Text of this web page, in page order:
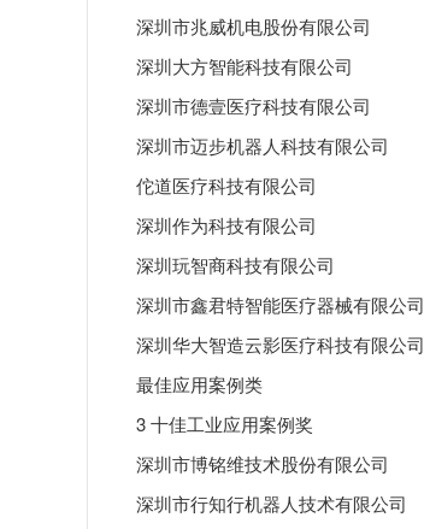
深圳市兆威机电股份有限公司
深圳大方智能科技有限公司
深圳市德壹医疗科技有限公司
深圳市迈步机器人科技有限公司
佗道医疗科技有限公司
深圳作为科技有限公司
深圳玩智商科技有限公司
深圳市鑫君特智能医疗器械有限公司
深圳华大智造云影医疗科技有限公司
最佳应用案例类
3 十佳工业应用案例奖
深圳市博铭维技术股份有限公司
深圳市行知行机器人技术有限公司